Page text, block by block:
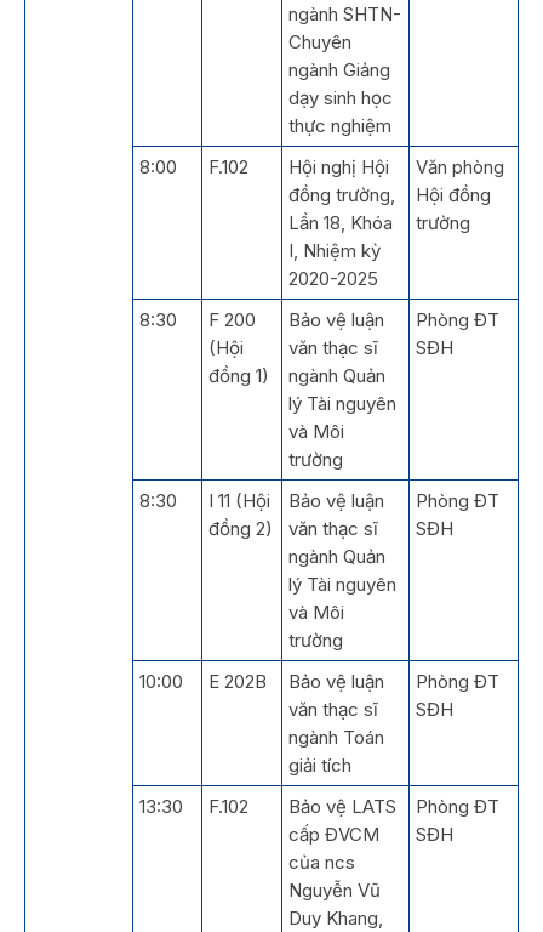
ngành SHTN-
Chuyên
ngành Giảng
dạy sinh học
thực nghiệm
8:00 F.102
Hội nghị Hội
đồng trường,
Lần 18, Khóa
I, Nhiệm kỳ
2020-2025
Văn phòng
Hội đồng
trường
8:30
F 200
(Hội
đồng 1)
Bảo vệ luận
văn thạc sĩ
ngành Quản
lý Tài nguyên
và Môi
trường
Phòng ĐT
SĐH
8:30
I 11 (Hội
đồng 2)
Bảo vệ luận
văn thạc sĩ
ngành Quản
lý Tài nguyên
và Môi
trường
Phòng ĐT
SĐH
10:00 E 202B
Bảo vệ luận
văn thạc sĩ
ngành Toán
giải tích
Phòng ĐT
SĐH
13:30 F.102
Bảo vệ LATS
cấp ĐVCM
của ncs
Nguyễn Vũ
Duy Khang,
Phòng ĐT
SĐH